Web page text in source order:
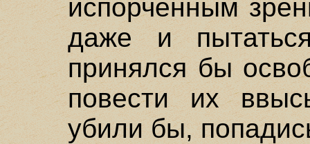
испорченным
даже и
принялся бы
повести их
убили бы,